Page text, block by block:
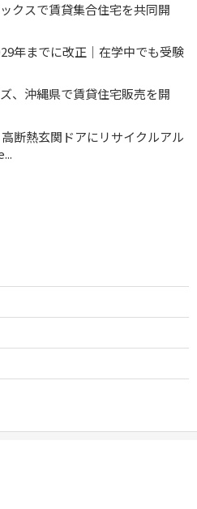
クスで賃貸集合住宅を共同開
年までに改正｜在学中でも受験
、沖縄県で賃貸住宅販売を開
断熱玄関ドアにリサイクルアル